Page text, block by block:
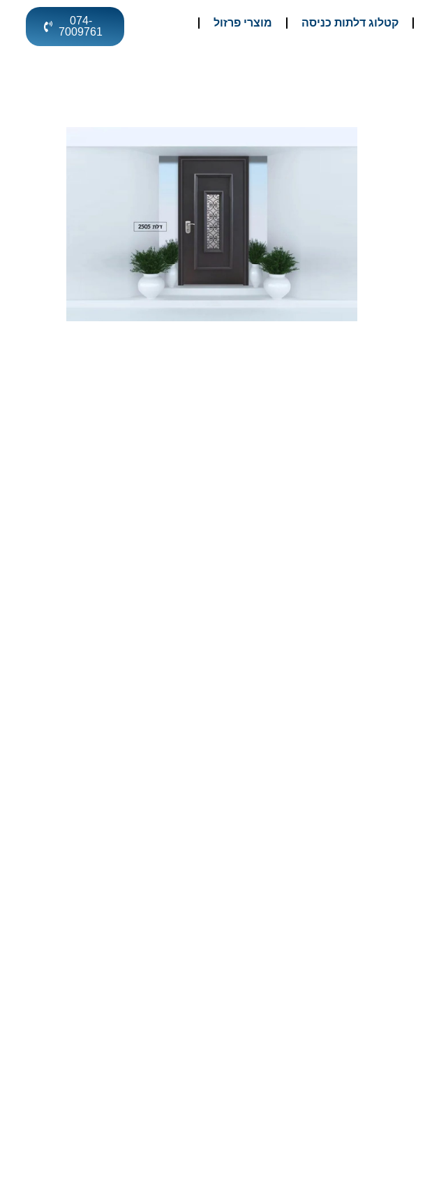
קטלוג דלתות כניסה מוצרי פרזול
074-
7009761